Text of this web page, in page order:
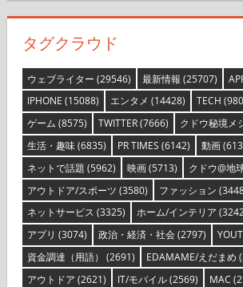
タグクラウド
ウェブライター (29546) 最新情報 (25707)
IPHONE (15088) エンタメ (14428) TECH
ゲーム (8575) TWITTER(7666) クドウ秘境メ
生活・趣味(6835) PR TIMES (6142) 動画
ネットで話題 (5962) 映画(5713) クドウ@地
アウトドア/スポーツ (3580) ファッション
ネットサービス (3325) ホーム/インテリア
アプリ (3074) 政治・経済・社会(2797)
資金調達（用語） (2691) EDAMAME/えだまめ
アウトドア (2621) IT/モバイル(2569) MAC